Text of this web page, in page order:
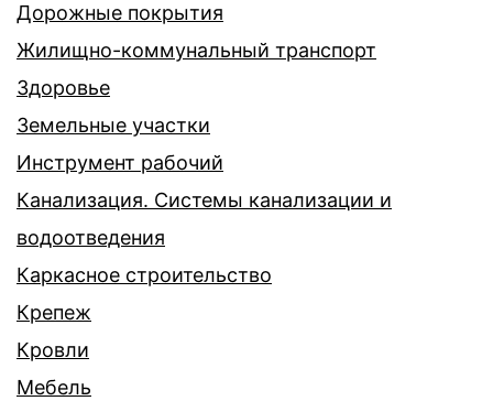
Дорожные покрытия
Жилищно-коммунальный транспорт
Здоровье
Земельные участки
Инструмент рабочий
Канализация. Системы канализации и
водоотведения
Каркасное строительство
Крепеж
Кровли
Мебель